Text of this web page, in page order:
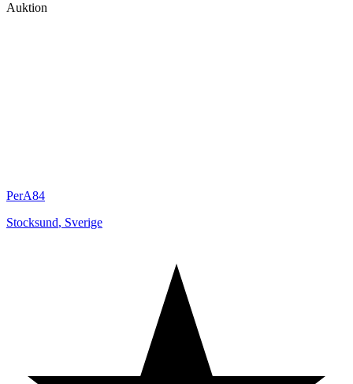
Auktion
PerA84
Stocksund, Sverige